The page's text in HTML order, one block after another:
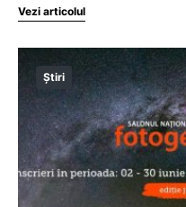
Vezi articolul
Știri